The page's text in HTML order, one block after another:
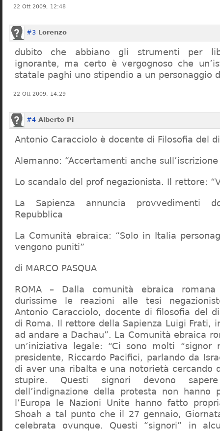
22 Ott 2009, 12:48
#3 Lorenzo
dubito che abbiano gli strumenti per
ignorante, ma certo è vergognoso che
statale paghi uno stipendio a un personaggio
22 Ott 2009, 14:29
#4 Alberto Pi
Antonio Caracciolo è docente di Filosofia del
Alemanno: “Accertamenti anche
Lo scandalo del prof negazionista. Il rettore:
La Sapienza annuncia provvedimenti
Repubblica
La Comunità ebraica: “Solo in Italia
vengono puniti”
di MARCO PASQUA
ROMA – Dalla comunità ebraica
durissime le reazioni alle tesi
Antonio Caracciolo, docente di filosofia del
di Roma. Il rettore della Sapienza Luigi Frati,
ad andare a Dachau”. La Comunità ebraica
un’iniziativa legale: “Ci sono molti “signor
presidente, Riccardo Pacifici, parlando da
di aver una ribalta e una notorietà cercando
stupire. Questi signori devono
dell’indignazione della protesta non hanno
l’Europa le Nazioni Unite hanno fatto
Shoah a tal punto che il 27 gennaio,
celebrata ovunque. Questi “signori” in